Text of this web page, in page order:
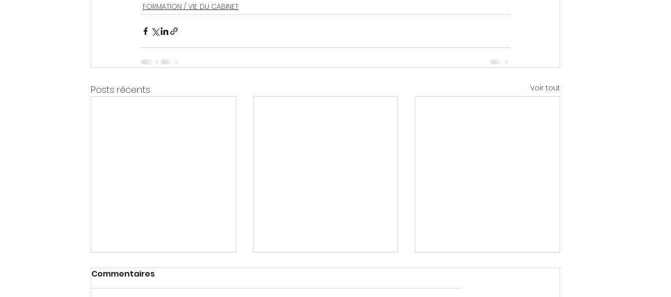
FORMATION / VIE DU CABINET
Posts récents Voir tout
Commentaires